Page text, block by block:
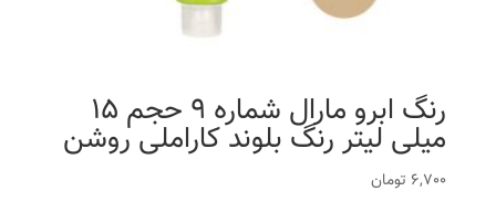
رنگ ابرو مارال شماره 9 حجم 15
میلی لیتر رنگ بلوند کاراملی روشن
6,700 تومان